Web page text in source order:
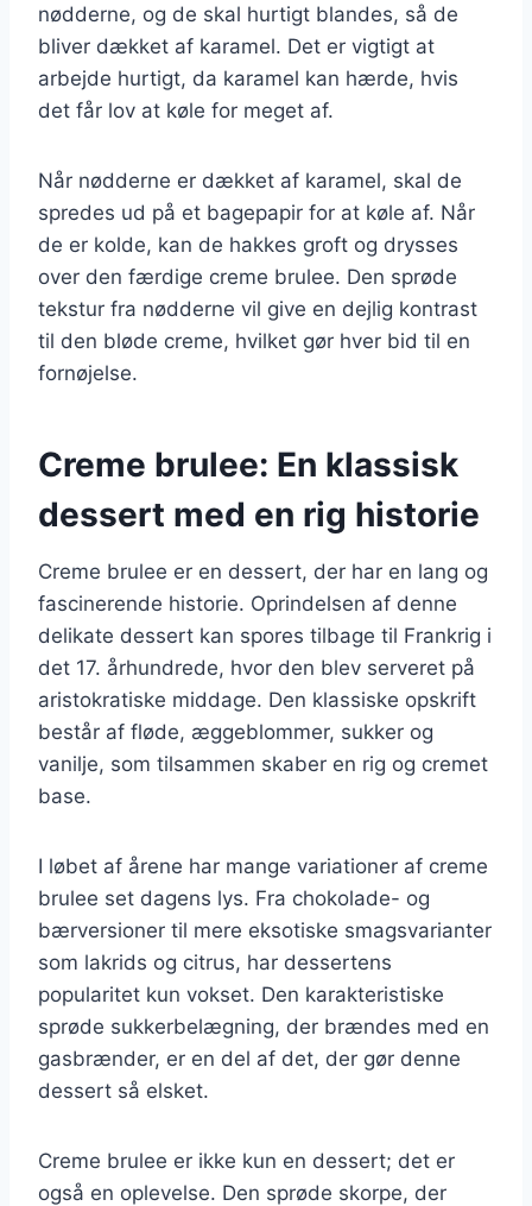
nødderne, og de skal hurtigt blandes, så de
bliver dækket af karamel. Det er vigtigt at
arbejde hurtigt, da karamel kan hærde, hvis
det får lov at køle for meget af.
Når nødderne er dækket af karamel, skal de
spredes ud på et bagepapir for at køle af. Når
de er kolde, kan de hakkes groft og drysses
over den færdige creme brulee. Den sprøde
tekstur fra nødderne vil give en dejlig kontrast
til den bløde creme, hvilket gør hver bid til en
fornøjelse.
Creme brulee: En klassisk
dessert med en rig historie
Creme brulee er en dessert, der har en lang og
fascinerende historie. Oprindelsen af denne
delikate dessert kan spores tilbage til Frankrig i
det 17. århundrede, hvor den blev serveret på
aristokratiske middage. Den klassiske opskrift
består af fløde, æggeblommer, sukker og
vanilje, som tilsammen skaber en rig og cremet
base.
I løbet af årene har mange variationer af creme
brulee set dagens lys. Fra chokolade- og
bærversioner til mere eksotiske smagsvarianter
som lakrids og citrus, har dessertens
popularitet kun vokset. Den karakteristiske
sprøde sukkerbelægning, der brændes med en
gasbrænder, er en del af det, der gør denne
dessert så elsket.
Creme brulee er ikke kun en dessert; det er
også en oplevelse. Den sprøde skorpe, der